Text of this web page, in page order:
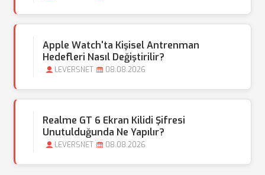
Apple Watch'ta Kişisel Antrenman
Hedefleri Nasıl Değiştirilir?
LEVERSNET 08.08.2026
Realme GT 6 Ekran Kilidi Şifresi
Unutulduğunda Ne Yapılır?
LEVERSNET 08.08.2026